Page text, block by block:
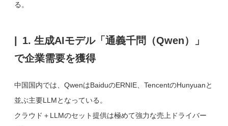
る。
1. 生成AIモデル「通義千問（Qwen）」
で企業需要を獲得
中国国内では、QwenはBaiduのERNIE、TencentのHunyuanと
並ぶ主要LLMとなっている。
クラウド＋LLMのセット提供は極めて強力な売上ドライバー